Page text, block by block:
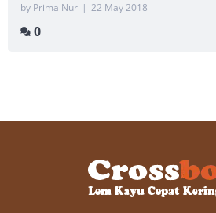
by Prima Nur | 22 May 2018
0